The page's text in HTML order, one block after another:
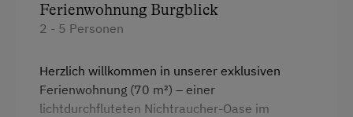
Toaster
Wasserkocher
Küchenausstattung
Ferienwohnung Burgblick
2 - 5 Personen
Herzlich willkommen in unserer exklusiven
Ferienwohnung (70 m²) – einer
lichtdurchfluteten Nichtraucher-Oase im